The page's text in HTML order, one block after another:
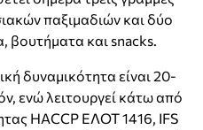
παξιμαδιών και δύο
βουτήματα και snacks.
δυναμικότητα είναι 20-
ενώ λειτουργεί κάτω από
HACCP ΕΛΟΤ 1416, IFS